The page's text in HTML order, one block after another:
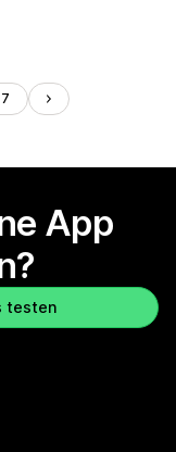
App
testen